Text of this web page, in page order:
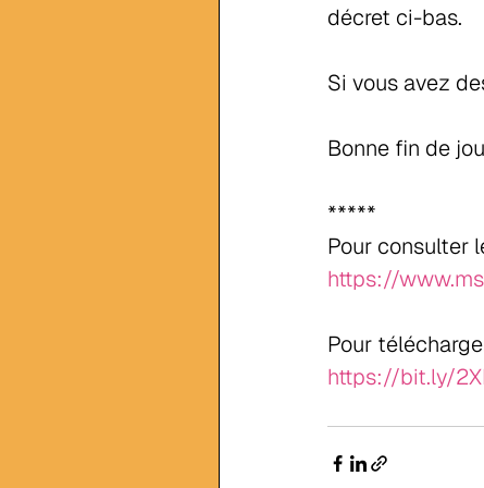
décret ci-bas.
Si vous avez
Bonne fin de
*****
Pour consulter
https://
Pour
https://bit.ly/